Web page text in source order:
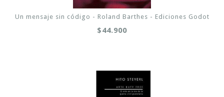
Un mensaje sin código - Roland Barthes - Ediciones Godot
$44.900